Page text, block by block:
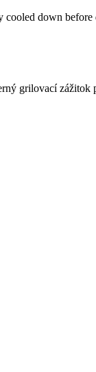
down
grilovací